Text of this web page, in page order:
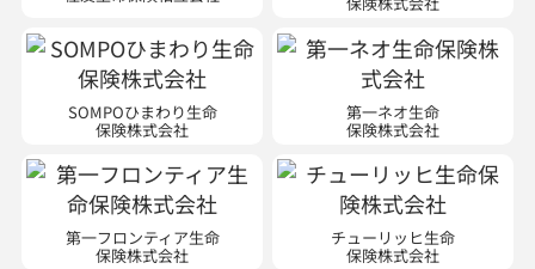
SOMPOひまわり生命
保険株式会社
第一ネオ生命
保険株式会社
第一フロンティア生命
保険株式会社
チューリッヒ生命
保険株式会社